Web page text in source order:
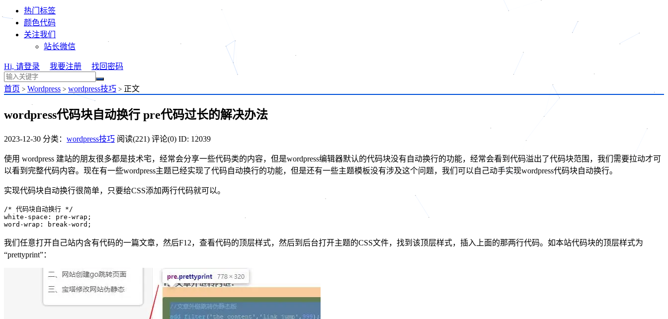
热门标签
颜色代码
关注我们
站长微信
Hi, 请登录 我要注册 找回密码
首页 > Wordpress > wordpress技巧 > 正文
wordpress代码块自动换行 pre代码过长的解决办法
2023-12-30 分类： wordpress技巧 阅读(221) 评论(0) ID: 12039
使用 wordpress 建站的朋友很多都是技术宅，经常会分享一些代码类的内容，但是wordpress编辑器默认的代码块没有自动换行的功能，经常会看到代码溢出了代码块范围，我们需要拉动才可
以看到完整代码内容。现在有一些wordpress主题已经实现了代码自动换行的功能，但是还有一些主题模板没有涉及这个问题，我们可以自己动手实现wordpress代码块自动换行。
实现代码块自动换行很简单，只要给CSS添加两行代码就可以。
/* 代码块自动换行 */
white-space: pre-wrap;
word-wrap: break-word;
我们任意打开自己站内含有代码的一篇文章，然后F12，查看代码的顶层样式，然后到后台打开主题的CSS文件，找到该顶层样式，插入上面的那两行代码。如本站代码块的顶层样式为
“prettyprint”：